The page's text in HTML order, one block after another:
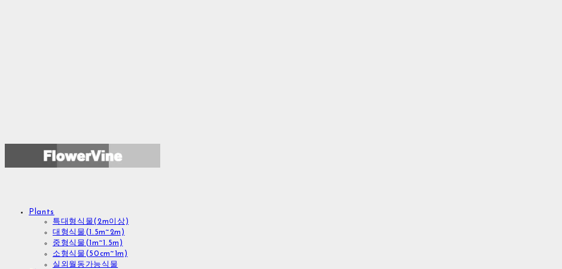
Plants
특대형식물(2m이상)
대형식물(1.5m~2m)
중형식물(1m~1.5m)
소형식물(50cm~1m)
실외월동가능식물